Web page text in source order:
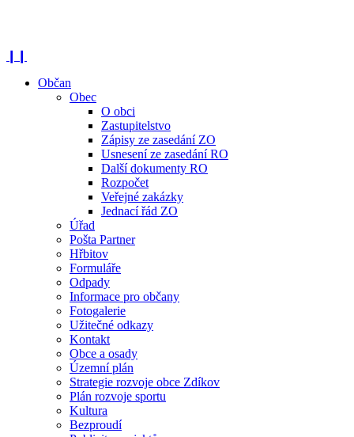
Občan
Obec
O obci
Zastupitelstvo
Zápisy ze zasedání ZO
Usnesení ze zasedání RO
Další dokumenty RO
Rozpočet
Veřejné zakázky
Jednací řád ZO
Úřad
Pošta Partner
Hřbitov
Formuláře
Odpady
Informace pro občany
Fotogalerie
Užitečné odkazy
Kontakt
Obce a osady
Územní plán
Strategie rozvoje obce Zdíkov
Plán rozvoje sportu
Kultura
Bezproudí